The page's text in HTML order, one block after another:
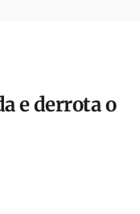
e derrota o